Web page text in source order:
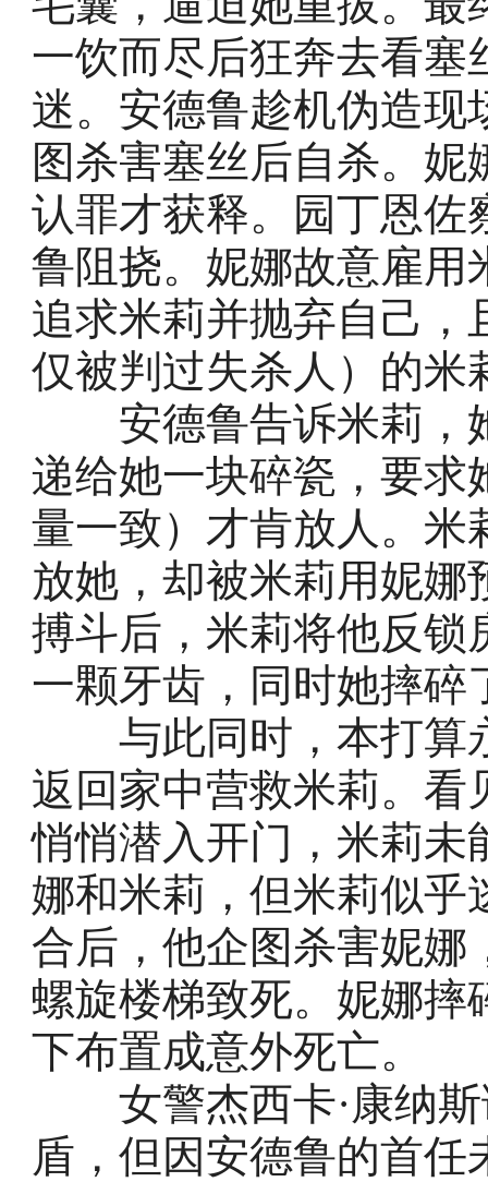
一饮而尽后狂奔去看塞
迷。安德鲁趁机伪造现
图杀害塞丝后自杀。
认罪才获释。园丁恩佐
鲁阻挠。妮娜故意雇用
追求米莉并抛弃自己，
仅被判过失杀人）的米
安德鲁告诉米莉，
递给她一块碎瓷，要求
量一致）才肯放人。米
放她，却被米莉用妮
搏斗后，米莉将他反锁
一颗牙齿，同时她摔碎
与此同时，本打算
返回家中营救米莉。看
悄悄潜入开门，米莉未
娜和米莉，但米莉似乎
合后，他企图杀害妮娜
螺旋楼梯致死。妮娜摔
下布置成意外死亡。
女警杰西卡·康纳斯
盾，但因安德鲁的首